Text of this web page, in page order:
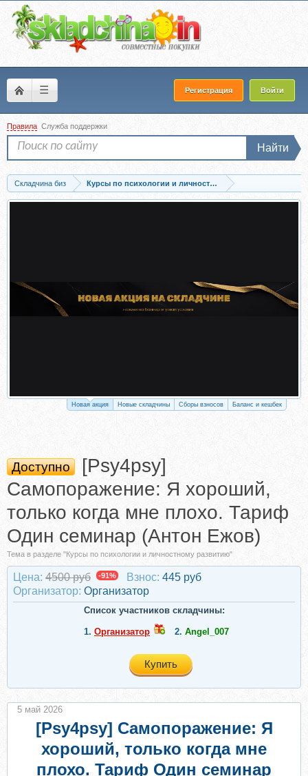
☰ Регистрация Войти
Правила Служба поддержки
Найти
Складчина биз
Курсы по психологии и личностному развитию
Скачать [Psy4psy] Самопоражение: Я хороший, только когда мне плохо. Тариф...
Новая акция Новые складчины Сборы взносов Баланс и кешбек
Доступно
[Psy4psy]
Самопоражение: Я хороший,
только когда мне плохо. Тариф
Один семинар (Антон Ежов)
Тема в разделе "Курсы по психологии и личностному развитию"
Цена: 4500 руб -91% Взнос: 445 руб
Организатор: Организатор
Список участников складчины:
1. Организатор 2. Angel_007
Купить
[Psy4psy] Самопоражение: Я
хороший, только когда мне
плохо. Тариф Один семинар
5 май 2026